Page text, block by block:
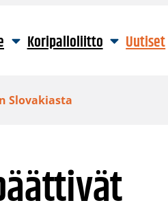
Koripalloliitto Uutiset
Slovakiasta